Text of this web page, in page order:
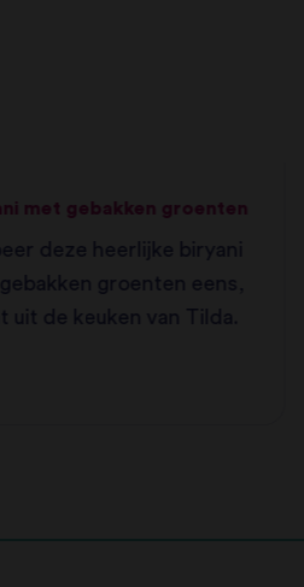
met gebakken groenten
deze heerlijke biryani
groenten eens,
uit de keuken van Tilda.